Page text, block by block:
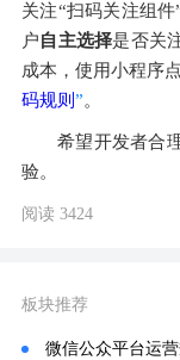
关注“扫码关注组件
户自主选择是否关
成本，使用小程序
码规则 ”。
希望开发者合
验。
阅读 3424
板块推荐
微信公众平台运